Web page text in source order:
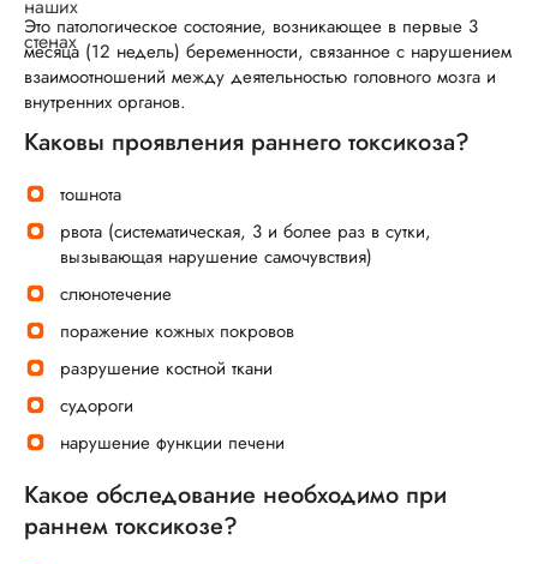
Это патологическое состояние, возникающее в первые 3
месяца (12 недель) беременности, связанное с нарушением
взаимоотношений между деятельностью головного мозга и
внутренних органов.
Каковы проявления раннего токсикоза?
тошнота
рвота (систематическая, 3 и более раз в сутки,
вызывающая нарушение самочувствия)
слюнотечение
поражение кожных покровов
разрушение костной ткани
судороги
нарушение функции печени
Какое обследование необходимо при
раннем токсикозе?